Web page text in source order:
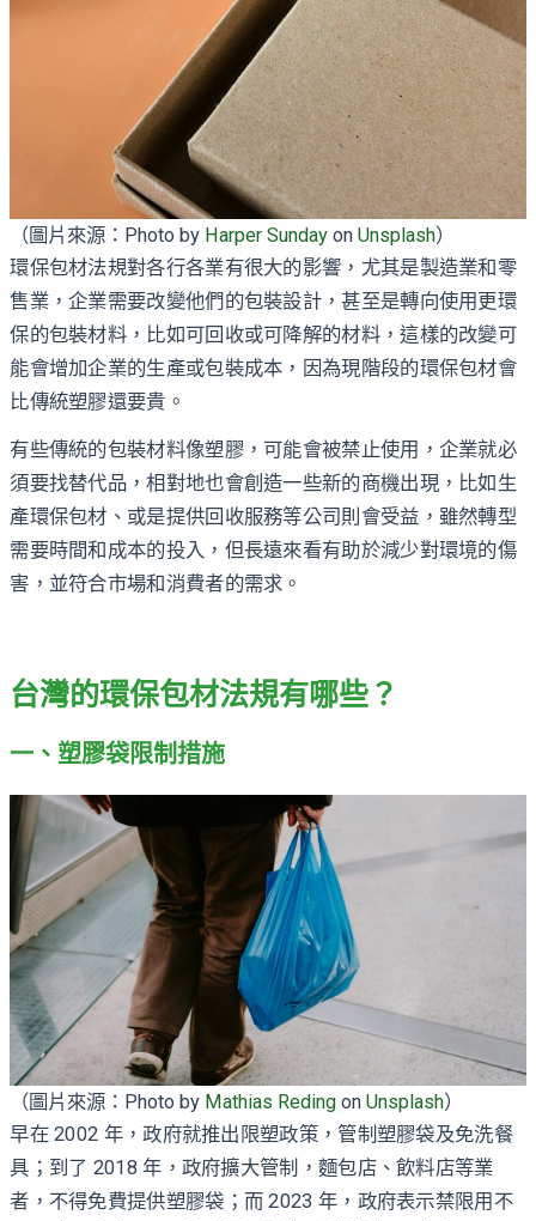
（圖片來源：Photo by Harper Sunday onUnsplash）
環保包材法規對各行各業有很大的影響，尤其是製造業和零
售業，企業需要改變他們的包裝設計，甚至是轉向使用更環
保的包裝材料，比如可回收或可降解的材料，這樣的改變可
能會增加企業的生產或包裝成本，因為現階段的環保包材會
比傳統塑膠還要貴。
有些傳統的包裝材料像塑膠，可能會被禁止使用，企業就必
須要找替代品，相對地也會創造一些新的商機出現，比如生
產環保包材、或是提供回收服務等公司則會受益，雖然轉型
需要時間和成本的投入，但長遠來看有助於減少對環境的傷
害，並符合市場和消費者的需求。
台灣的環保包材法規有哪些？
一、塑膠袋限制措施
（圖片來源：Photo by Mathias Reding onUnsplash）
早在 2002 年，政府就推出限塑政策，管制塑膠袋及免洗餐
具；到了 2018 年，政府擴大管制，麵包店、飲料店等業
者，不得免費提供塑膠袋；而 2023 年，政府表示禁限用不